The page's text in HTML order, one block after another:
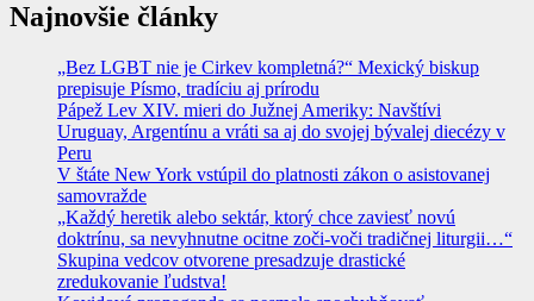
Najnovšie články
„Bez LGBT nie je Cirkev kompletná?“ Mexický biskup
prepisuje Písmo, tradíciu aj prírodu
Pápež Lev XIV. mieri do Južnej Ameriky: Navštívi
Uruguay, Argentínu a vráti sa aj do svojej bývalej diecézy v
Peru
V štáte New York vstúpil do platnosti zákon o asistovanej
samovražde
„Každý heretik alebo sektár, ktorý chce zaviesť novú
doktrínu, sa nevyhnutne ocitne zoči-voči tradičnej liturgii…“
Skupina vedcov otvorene presadzuje drastické
zredukovanie ľudstva!